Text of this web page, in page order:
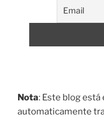
Nota: Este blog
automaticamente